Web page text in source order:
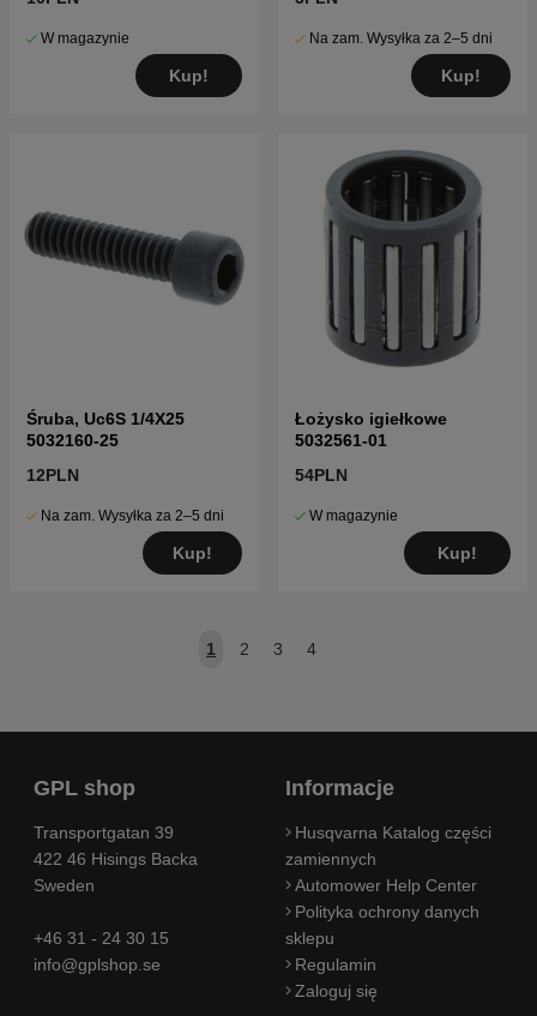
W magazynie
Kup!
Na zam. Wysyłka za 2–5 dni
Kup!
Śruba, Uc6S 1/4X25
5032160-25
12PLN
Na zam. Wysyłka za 2–5 dni
Kup!
Łożysko igiełkowe
5032561-01
54PLN
W magazynie
Kup!
1 2 3 4
GPL shop
Transportgatan 39
422 46 Hisings Backa
Sweden
+46 31 - 24 30 15
info@gplshop.se
Informacje
Husqvarna Katalog części
zamiennych
Automower Help Center
Polityka ochrony danych
sklepu
Regulamin
Zaloguj się